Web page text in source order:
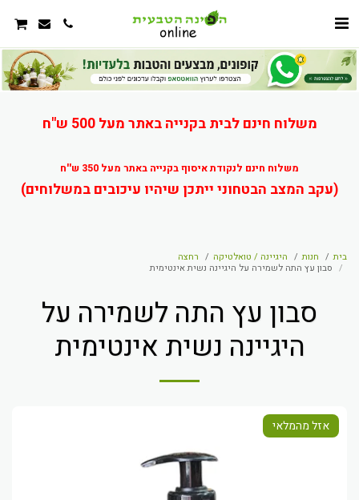
משלוח חינם לבית בקנייה באתר מעל 500 ש"ח
משלוח חינם לנקודת איסוף בקנייה באתר מעל 350 ש''ח
(עקב המצב הבטחוני ייתכן שיהיו עיכובים במשלוחים)
בית חנות היגיינה / טואלטיקה
רחצה
סבון עץ התה לשמירה על היגיינה נשית אינטימית
סבון עץ התה לשמירה על
היגיינה נשית אינטימית
אזל מהמלאי